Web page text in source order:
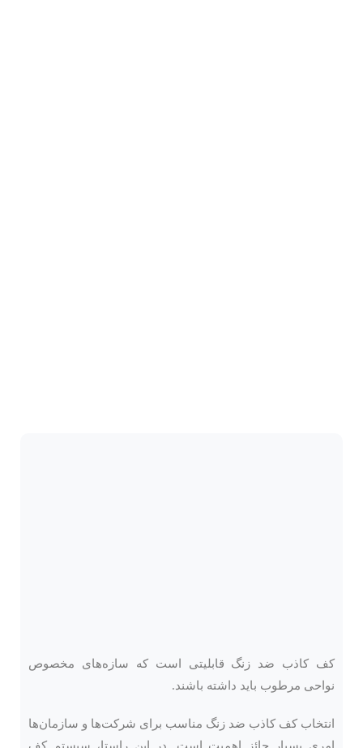
کف کاذب ضد زنگ قابلیتی است که سازه‌های مخصوص
نواحی مرطوب باید داشته باشند.
انتخاب کف کاذب ضد زنگ مناسب برای شرکت‌ها و سازمان‌ها